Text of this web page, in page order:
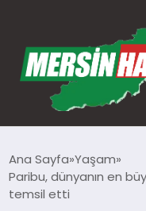
GÜNDEM
Ana Sayfa Yaşam
Paribu, dünyanın en
temsil etti